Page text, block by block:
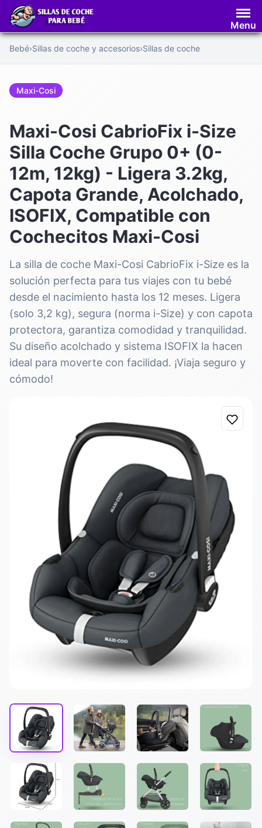
Saltar
contenido
Menu
Bebé›Sillas de coche y accesorios›Sillas de coche
Maxi-Cosi
Maxi-Cosi CabrioFix i-Size
Silla Coche Grupo 0+ (0-
12m, 12kg) - Ligera 3.2kg,
Capota Grande, Acolchado,
ISOFIX, Compatible con
Cochecitos Maxi-Cosi
La silla de coche Maxi-Cosi CabrioFix i-Size es la
solución perfecta para tus viajes con tu bebé
desde el nacimiento hasta los 12 meses. Ligera
(solo 3,2 kg), segura (norma i-Size) y con capota
protectora, garantiza comodidad y tranquilidad.
Su diseño acolchado y sistema ISOFIX la hacen
ideal para moverte con facilidad. ¡Viaja seguro y
cómodo!